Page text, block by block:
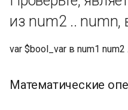
Рассчитайте сетевой
на основе IP-адреса и
network_bits составляет 1-
32
из num2 .. numn,
var $bool_var в num1 num2
Математические